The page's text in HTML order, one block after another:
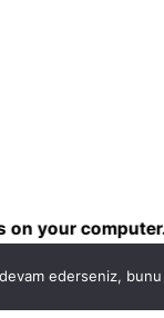
on your
ederseniz,